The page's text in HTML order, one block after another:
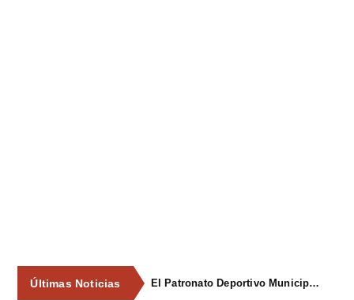
Últimas Noticias El Patronato Deportivo Municipal renueva el equipamiento de los gimnasios municipales